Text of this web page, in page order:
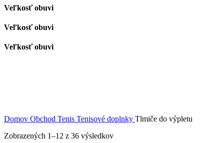
Veľkosť obuvi
Veľkosť obuvi
Veľkosť obuvi
Domov Obchod Tenis Tenisové doplnky Tlmiče do výpletu
Zobrazených 1–12 z 36 výsledkov